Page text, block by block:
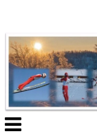
Veksle
navigasjon